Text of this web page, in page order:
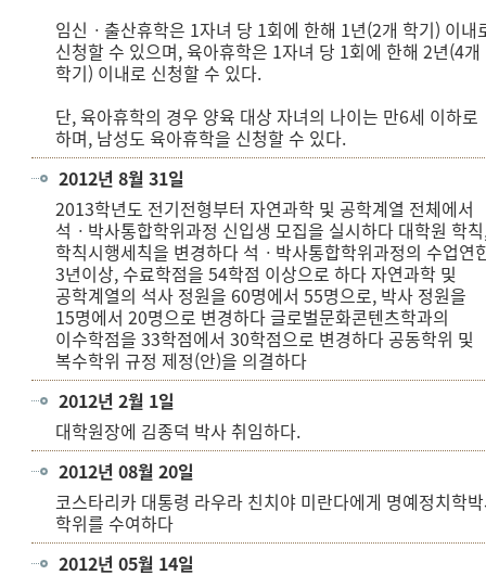
임신ㆍ출산휴학은 1자녀 당 1회에 한해 1년(2개 학기) 이내
신청할 수 있으며, 육아휴학은 1자녀 당 1회에 한해 2년(4개
학기) 이내로 신청할 수 있다.
단, 육아휴학의 경우 양육 대상 자녀의 나이는 만6세 이하로
하며, 남성도 육아휴학을 신청할 수 있다.
2012년 8월 31일
2013학년도 전기전형부터 자연과학 및 공학계열 전체에서
석ㆍ박사통합학위과정 신입생 모집을 실시하다 대학원 학
학칙시행세칙을 변경하다 석ㆍ박사통합학위과정의 수업연
3년이상, 수료학점을 54학점 이상으로 하다 자연과학 및
공학계열의 석사 정원을 60명에서 55명으로, 박사 정원을
15명에서 20명으로 변경하다 글로벌문화콘텐츠학과의
이수학점을 33학점에서 30학점으로 변경하다 공동학위 및
복수학위 규정 제정(안)을 의결하다
2012년 2월 1일
대학원장에 김종덕 박사 취임하다.
2012년 08월 20일
코스타리카 대통령 라우라 친치야 미란다에게 명예정치학
학위를 수여하다
2012년 05월 14일